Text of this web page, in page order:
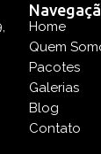
Home
Quem
Pacotes
Galerias
Blog
Contato